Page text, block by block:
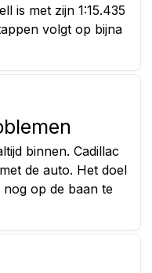
is met zijn 1:15.435
volgt op bijna
binnen. Cadillac
de auto. Het doel
nog op de baan te